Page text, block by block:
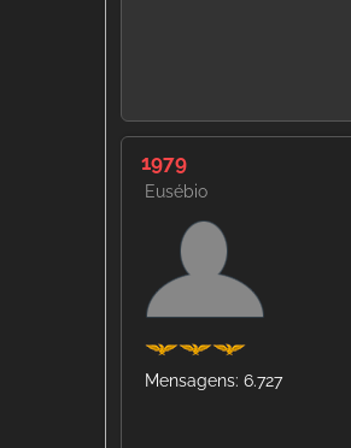
1979
Eusébio
Mensagens: 6.727